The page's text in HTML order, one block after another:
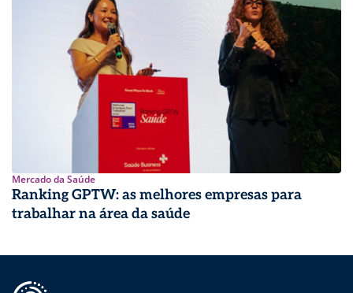
Mercado da Saúde
Ranking GPTW: as melhores empresas para
trabalhar na área da saúde